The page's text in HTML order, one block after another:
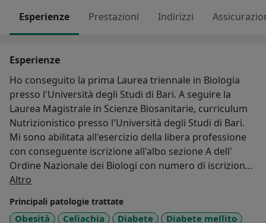
Esperienze Prestazioni Indirizzi
Esperienze
Ho conseguito la prima Laurea triennale in Biologia
presso l'Università degli Studi di Bari. A seguire la
Laurea Magistrale in Scienze Biosanitarie, curriculum
Nutrizionistico presso l'Università degli Studi di Bari.
Mi sono abilitata all'esercizio della libera professione
con conseguente iscrizione all'albo sezione A dell'
Ordine Nazionale dei Biologi con numero di iscrizione
AA_081299.
sana, proponendo un corretto stile di vita alimentare e
Altro
Principali patologie trattate
Obesità Celiachia Diabete
Diabete mellito